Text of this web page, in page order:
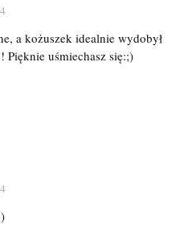
a kożuszek idealnie wydobył
Pięknie uśmiechasz się:;)